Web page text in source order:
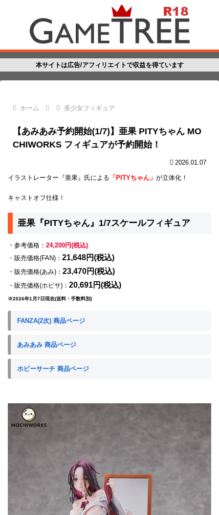
本サイトは広告/アフィリエイトで収益を得ています
ホーム 美少女フィギュア
【あみあみ予約開始(1/7)】亜果 PITYちゃん MO
CHIWORKS フィギュアが予約開始！
2026.01.07
イラストレーター『亜果』氏による 「PITYちゃん」 が立体化！
キャストオフ仕様！
亜果『PITYちゃん』1/7スケールフィギュア
・参考価格： 24,200円(税込)
・販売価格(FAN)： 21,648円(税込)
・販売価格(あみ)： 23,470円(税込)
・販売価格(ホビサ)： 20,691円(税込)
※2026年1月7日現在(送料・手数料別)
FANZA(2次) 商品ページ
あみあみ 商品ページ
ホビーサーチ 商品ページ